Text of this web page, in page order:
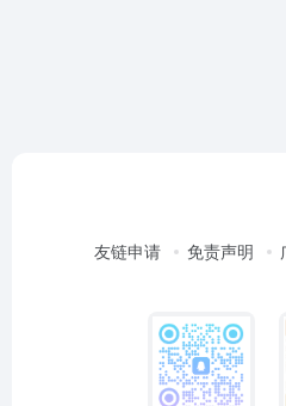
友链申请 免责声明